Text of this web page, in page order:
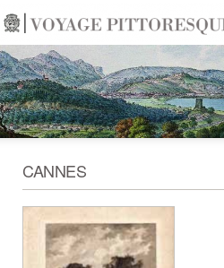
CANNES